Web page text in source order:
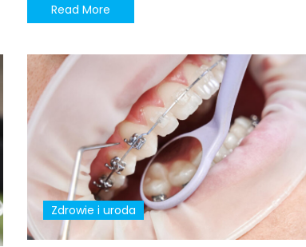
Read More
Zdrowie i uroda